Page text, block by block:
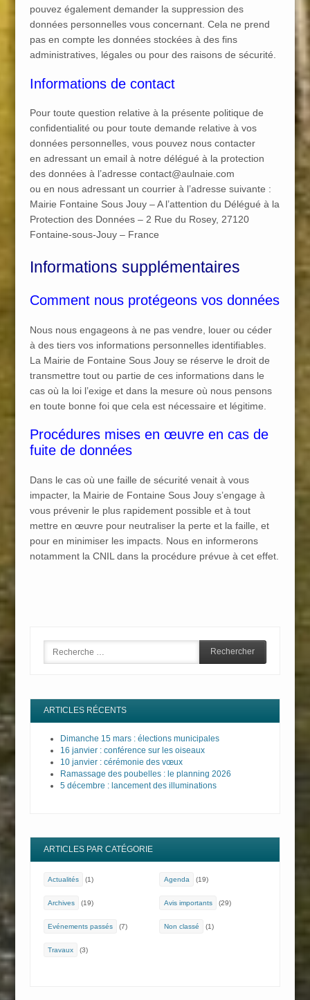
pouvez également demander la suppression des
données personnelles vous concernant. Cela ne prend
pas en compte les données stockées à des fins
administratives, légales ou pour des raisons de sécurité.
Informations de contact
Pour toute question relative à la présente politique de
confidentialité ou pour toute demande relative à vos
données personnelles, vous pouvez nous contacter
en adressant un email à notre délégué à la protection
des données à l’adresse contact@aulnaie.com
ou en nous adressant un courrier à l’adresse suivante :
Mairie Fontaine Sous Jouy – A l’attention du Délégué à la
Protection des Données – 2 Rue du Rosey, 27120
Fontaine-sous-Jouy – France
Informations supplémentaires
Comment nous protégeons vos données
Nous nous engageons à ne pas vendre, louer ou céder
à des tiers vos informations personnelles identifiables.
La Mairie de Fontaine Sous Jouy se réserve le droit de
transmettre tout ou partie de ces informations dans le
cas où la loi l’exige et dans la mesure où nous pensons
en toute bonne foi que cela est nécessaire et légitime.
Procédures mises en œuvre en cas de
fuite de données
Dans le cas où une faille de sécurité venait à vous
impacter, la Mairie de Fontaine Sous Jouy s’engage à
vous prévenir le plus rapidement possible et à tout
mettre en œuvre pour neutraliser la perte et la faille, et
pour en minimiser les impacts. Nous en informerons
notamment la CNIL dans la procédure prévue à cet effet.
ARTICLES RÉCENTS
Dimanche 15 mars : élections municipales
16 janvier : conférence sur les oiseaux
10 janvier : cérémonie des vœux
Ramassage des poubelles : le planning 2026
5 décembre : lancement des illuminations
ARTICLES PAR CATÉGORIE
Actualités (1) Agenda (19)
Archives (19) Avis importants (29)
Evénements passés (7) Non classé (1)
Travaux (3)